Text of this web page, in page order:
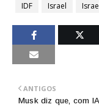
IDF
Israel
ANTIGOS
Musk diz que, com